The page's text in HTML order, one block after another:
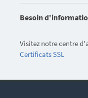
Besoin
Visitez notre centre
Certificats SSL